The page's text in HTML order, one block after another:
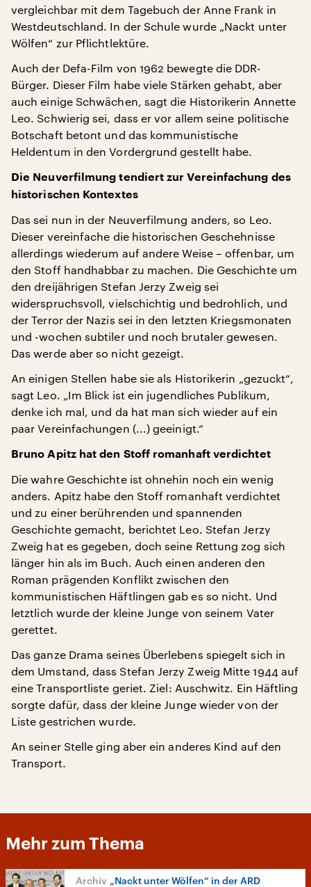
vergleichbar mit dem Tagebuch der Anne Frank in
Westdeutschland. In der Schule wurde „Nackt unter
Wölfen“ zur Pflichtlektüre.
Auch der Defa-Film von 1962 bewegte die DDR-
Bürger. Dieser Film habe viele Stärken gehabt, aber
auch einige Schwächen, sagt die Historikerin Annette
Leo. Schwierig sei, dass er vor allem seine politische
Botschaft betont und das kommunistische
Heldentum in den Vordergrund gestellt habe.
Die Neuverfilmung tendiert zur Vereinfachung des
historischen Kontextes
Das sei nun in der Neuverfilmung anders, so Leo.
Dieser vereinfache die historischen Geschehnisse
allerdings wiederum auf andere Weise – offenbar, um
den Stoff handhabbar zu machen. Die Geschichte um
den dreijährigen Stefan Jerzy Zweig sei
widerspruchsvoll, vielschichtig und bedrohlich, und
der Terror der Nazis sei in den letzten Kriegsmonaten
und -wochen subtiler und noch brutaler gewesen.
Das werde aber so nicht gezeigt.
An einigen Stellen habe sie als Historikerin „gezuckt“,
sagt Leo. „Im Blick ist ein jugendliches Publikum,
denke ich mal, und da hat man sich wieder auf ein
paar Vereinfachungen (...) geeinigt.“
Bruno Apitz hat den Stoff romanhaft verdichtet
Die wahre Geschichte ist ohnehin noch ein wenig
anders. Apitz habe den Stoff romanhaft verdichtet
und zu einer berührenden und spannenden
Geschichte gemacht, berichtet Leo. Stefan Jerzy
Zweig hat es gegeben, doch seine Rettung zog sich
länger hin als im Buch. Auch einen anderen den
Roman prägenden Konflikt zwischen den
kommunistischen Häftlingen gab es so nicht. Und
letztlich wurde der kleine Junge von seinem Vater
gerettet.
Das ganze Drama seines Überlebens spiegelt sich in
dem Umstand, dass Stefan Jerzy Zweig Mitte 1944 auf
eine Transportliste geriet. Ziel: Auschwitz. Ein Häftling
sorgte dafür, dass der kleine Junge wieder von der
Liste gestrichen wurde.
An seiner Stelle ging aber ein anderes Kind auf den
Transport.
Mehr zum Thema
„Nackt unter Wölfen“ in der ARD